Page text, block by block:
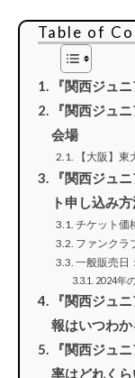
Table of
『関西ジュ
『関西ジュ
会場
【大阪】
『関西ジュ
ト申し込み
チケット価
ファンクラ
一般販売日
2024年
『関西ジュ
報はいつわか
『関西ジュ
率はどれくら